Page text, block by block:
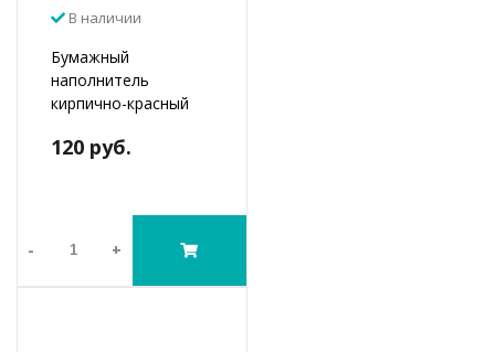
В наличии
Бумажный
наполнитель
кирпично-красный
120 руб.
- +